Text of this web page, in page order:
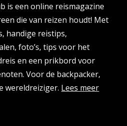
is een online reismagazine
die van reizen houdt! Met
handige reistips,
foto’s, tips voor het
en een prikbord voor
Voor de backpacker,
wereldreiziger. Lees meer